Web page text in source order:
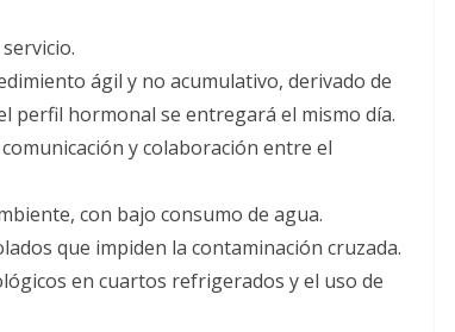
ágil y no acumulativo, derivado de
perfil hormonal se entregará el mismo día.
y colaboración entre el
con bajo consumo de agua.
que impiden la contaminación cruzada.
en cuartos refrigerados y el uso de